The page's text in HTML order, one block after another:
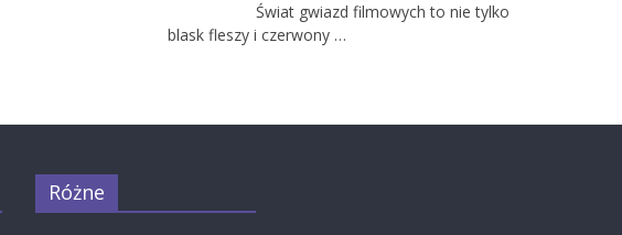
Świat gwiazd filmowych to nie tylko
blask fleszy i czerwony …
Różne